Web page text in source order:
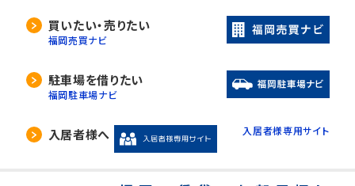
買いたい・売りたい
福岡売買ナビ
駐車場を借りたい
福岡駐車場ナビ
入居者様へ 入居者様専用サイト